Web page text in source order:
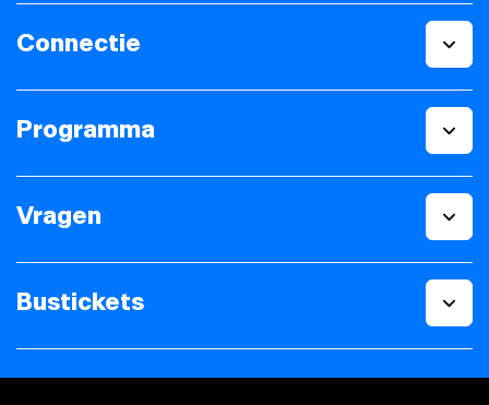
Connectie
Programma
Vragen
Bustickets